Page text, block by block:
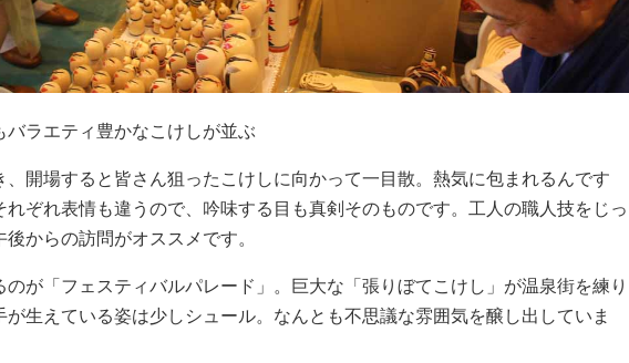
ラエティ豊かなこけしが並ぶ
、開場すると皆さん狙ったこけしに向かって一目散。熱気に包まれるんです
れぞれ表情も違うので、吟味する目も真剣そのものです。工人の職人技をじっ
からの訪問がオススメです。
のが「フェスティバルパレード」。巨大な「張りぼてこけし」が温泉街を練り
生えている姿は少しシュール。なんとも不思議な雰囲気を醸し出していま